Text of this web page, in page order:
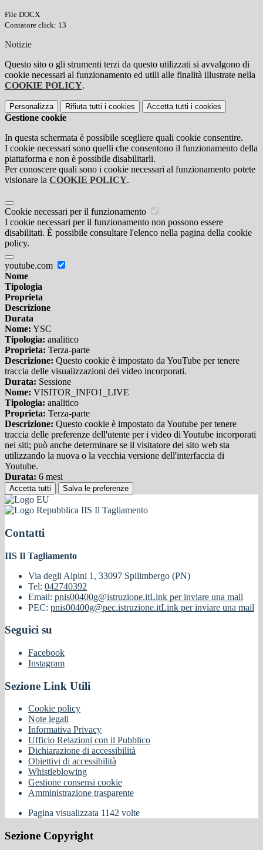
File DOCX
Contatore click: 13
Notizie
Questo sito o gli strumenti terzi da questo utilizzati si avvalgono di
cookie necessari al funzionamento ed utili alle finalità illustrate nella
COOKIE POLICY.
Personalizza Rifiuta tutti i cookies Accetta tutti i cookies
Gestione cookie
In questa schermata è possibile scegliere quali cookie consentire.
I cookie necessari sono quelli che consentono il funzionamento della
piattaforma e non è possibile disabilitarli.
Per conoscere quali sono i cookie necessari al funzionamento potete
visionare la COOKIE POLICY.
Cookie necessari per il funzionamento
I cookie necessari per il funzionamento non possono essere
disabilitati. È possibile consultare l'elenco nella pagina della cookie
policy.
youtube.com
Nome
Tipologia
Proprieta
Descrizione
Durata
Nome: YSC
Tipologia: analitico
Proprieta: Terza-parte
Descrizione: Questo cookie è impostato da YouTube per tenere
traccia delle visualizzazioni dei video incorporati.
Durata: Sessione
Nome: VISITOR_INFO1_LIVE
Tipologia: analitico
Proprieta: Terza-parte
Descrizione: Questo cookie è impostato da Youtube per tenere
traccia delle preferenze dell'utente per i video di Youtube incorporati
nei siti; può anche determinare se il visitatore del sito web sta
utilizzando la nuova o la vecchia versione dell'interfaccia di
Youtube.
Durata: 6 mesi
Accetta tutti Salva le preferenze
IIS Il Tagliamento
Contatti
IIS Il Tagliamento
Via degli Alpini 1, 33097 Spilimbergo (PN)
Tel: 042740392
Email: pnis00400g@istruzione.itLink per inviare una mail
PEC: pnis00400g@pec.istruzione.itLink per inviare una mail
Seguici su
Facebook
Instagram
Sezione Link Utili
Cookie policy
Note legali
Informativa Privacy
Ufficio Relazioni con il Pubblico
Dichiarazione di accessibilità
Obiettivi di accessibilità
Whistleblowing
Gestione consensi cookie
Amministrazione trasparente
Pagina visualizzata 1142 volte
Sezione Copyright